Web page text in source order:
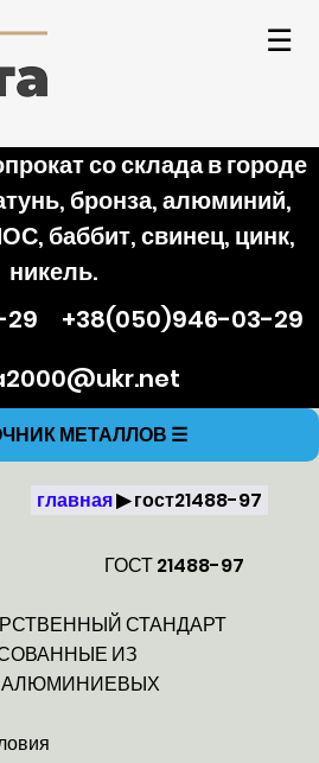
☰
со склада в городе
бронза, алюминий,
баббит, свинец, цинк,
никель.
29
+38(050)946-03-29
МЕТАЛЛОВ ☰
главная гост21488-97
ГОСТ 21488-97
СТАНДАРТ
ИЗ